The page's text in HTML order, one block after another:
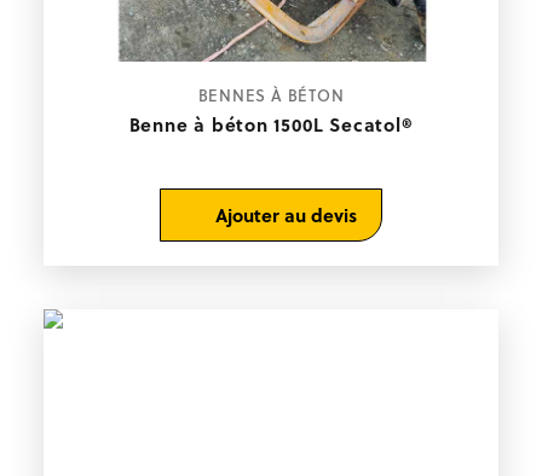
02 28 02 25 26
Service commercialBenne à béton 1500L Secatol®
BENNES À BÉTON
Ajouter au devis